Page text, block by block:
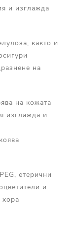
и изглажда
както и
на
на кожата
изглажда и
етерични
и